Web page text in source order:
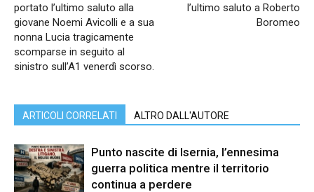
portato l’ultimo saluto alla
giovane Noemi Avicolli e a sua
nonna Lucia tragicamente
scomparse in seguito al
sinistro sull’A1 venerdì scorso.
l’ultimo saluto a Roberto
Boromeo
ARTICOLI CORRELATI ALTRO DALL'AUTORE
Punto nascite di Isernia, l’ennesima
guerra politica mentre il territorio
continua a perdere